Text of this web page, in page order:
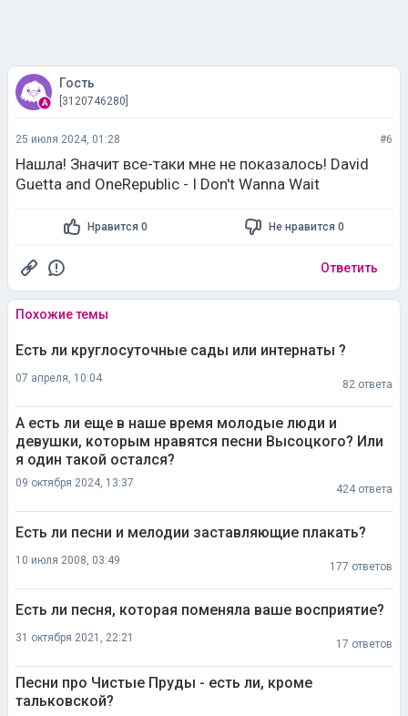
Гость
[3120746280]
25 июля 2024, 01:28 #6
Нашла! Значит все-таки мне не показалось! David
Guetta and OneRepublic - I Don't Wanna Wait
Нравится 0 Не нравится 0
Ответить
Похожие темы
Есть ли круглосуточные сады или интернаты ?
07 апреля, 10:04
82 ответа
А есть ли еще в наше время молодые люди и
девушки, которым нравятся песни Высоцкого? Или
я один такой остался?
09 октября 2024, 13:37
424 ответа
Есть ли песни и мелодии заставляющие плакать?
10 июля 2008, 03:49
177 ответов
Есть ли песня, которая поменяла ваше восприятие?
31 октября 2021, 22:21
17 ответов
Песни про Чистые Пруды - есть ли, кроме
тальковской?